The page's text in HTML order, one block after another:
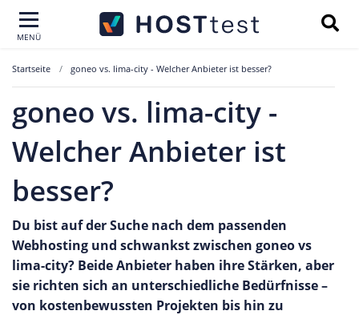
MENÜ
Startseite goneo vs. lima-city - Welcher Anbieter ist besser?
goneo vs. lima-city -
Welcher Anbieter ist
besser?
Du bist auf der Suche nach dem passenden
Webhosting und schwankst zwischen goneo vs
lima-city? Beide Anbieter haben ihre Stärken, aber
sie richten sich an unterschiedliche Bedürfnisse –
von kostenbewussten Projekten bis hin zu